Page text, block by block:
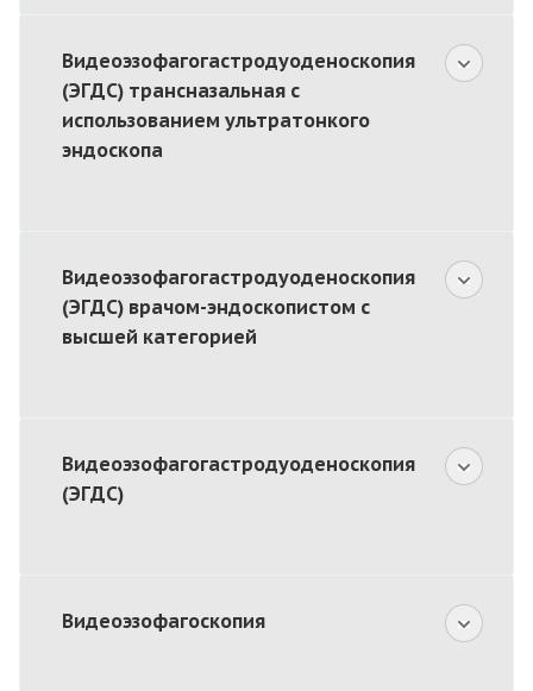
Видеоэзофагогастродуоденоскопия
(ЭГДС) трансназальная с
использованием ультратонкого
эндоскопа
Видеоэзофагогастродуоденоскопия
(ЭГДС) врачом-эндоскопистом с
высшей категорией
Видеоэзофагогастродуоденоскопия
(ЭГДС)
Видеоэзофагоскопия